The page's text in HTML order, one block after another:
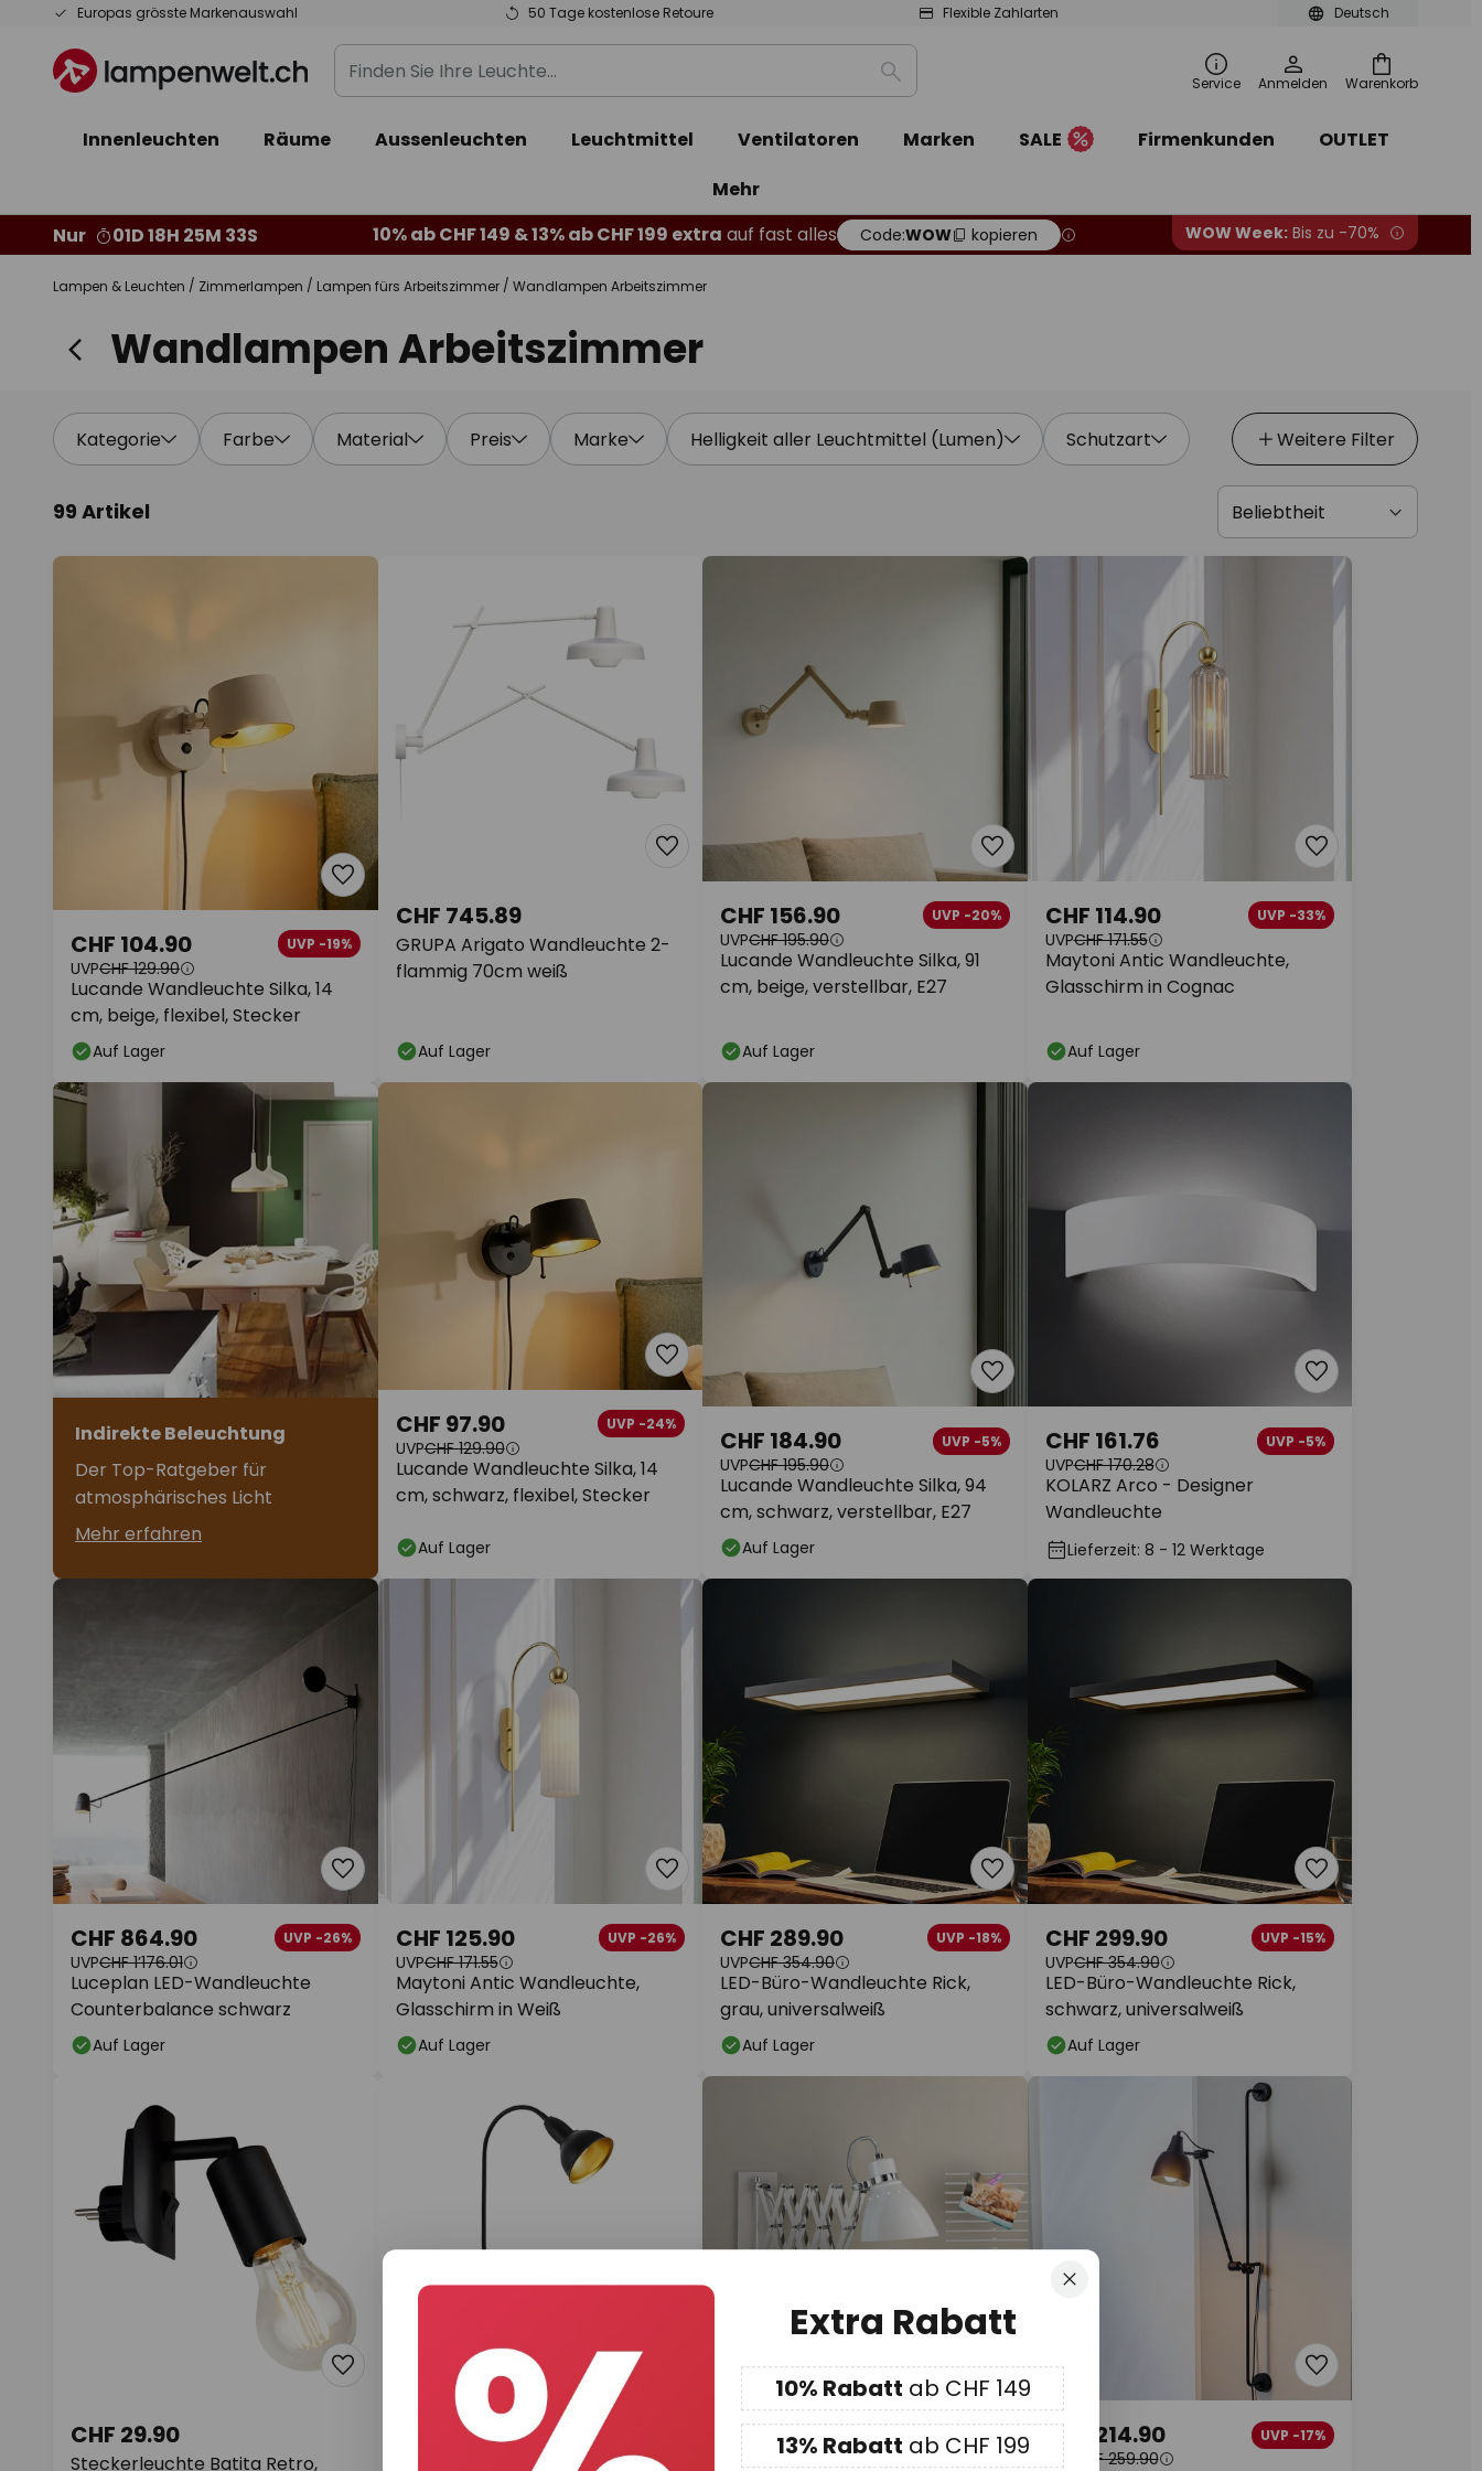
Deutsch
Europas grösste Markenauswahl 50 Tage kostenlose Retoure Flexible Zahlarten
Zum
springen
Warenkorb
Finden
Sie
Leuchte...
Suche Service Anmelden
Innenleuchten Räume Aussenleuchten Leuchtmittel Ventilatoren Marken SALE Firmenkunden
OUTLET
Mehr
Nur
01D 18H 25M 31S 10% ab CHF 149 & 13% ab CHF 199 extra auf fast alles Code:WOW kopieren WOW Week: Bis zu -70%
Lampen & Leuchten Zimmerlampen Lampen fürs Arbeitszimmer Wandlampen Arbeitszimmer
Wandlampen Arbeitszimmer
Kategorie Farbe Material Preis Marke Helligkeit aller Leuchtmittel (Lumen) Schutzart Weitere Filter
99 Artikel
Lucande Wandleuchte Silka, 14
cm, beige, flexibel, Stecker
CHF 104.90 UVP -19%
UVPCHF 129.90
Auf Lager
GRUPA Arigato Wandleuchte 2-
flammig 70cm weiß
CHF 745.89
Auf Lager
Lucande Wandleuchte Silka, 91
cm, beige, verstellbar, E27
CHF 156.90 UVP -20%
UVPCHF 195.90
Auf Lager
Maytoni Antic Wandleuchte,
Glasschirm in Cognac
CHF 114.90 UVP -33%
UVPCHF 171.55
Auf Lager
Indirekte Beleuchtung
Der Top-Ratgeber für
atmosphärisches Licht
Mehr erfahren
Lucande Wandleuchte Silka, 14
cm, schwarz, flexibel, Stecker
CHF 97.90 UVP -24%
UVPCHF 129.90
Auf Lager
Lucande Wandleuchte Silka, 94
cm, schwarz, verstellbar, E27
CHF 184.90 UVP -5%
UVPCHF 195.90
Auf Lager
KOLARZ Arco - Designer
Wandleuchte
CHF 161.76 UVP -5%
UVPCHF 170.28
Lieferzeit: 8 - 12 Werktage
Luceplan LED-Wandleuchte
Counterbalance schwarz
CHF 864.90 UVP -26%
UVPCHF 1’176.01
Auf Lager
Maytoni Antic Wandleuchte,
Glasschirm in Weiß
CHF 125.90 UVP -26%
UVPCHF 171.55
Auf Lager
LED-Büro-Wandleuchte Rick,
grau, universalweiß
CHF 289.90 UVP -18%
UVPCHF 354.90
Auf Lager
LED-Büro-Wandleuchte Rick,
schwarz, universalweiß
CHF 299.90 UVP -15%
UVPCHF 354.90
Auf Lager
Steckerleuchte Batita Retro,
CHF 29.90
Wandleuchte Hygge Comfort
CHF 58.90
Wandleuchte Kordian, weiß,
CHF 86.95 CHF 214.90 UVP -17%
UVP CHF 259.90
Schliessen
Extra Rabatt
10% Rabatt ab CHF 149
13% Rabatt ab CHF 199